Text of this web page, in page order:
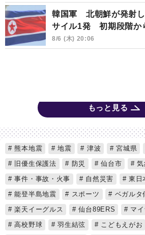
韓国軍 北朝鮮が発射し
サイル1発 初期段階か
8/6 (木) 20:06
もっと見る
熊本地震 地震 津波 宮城県
旧優生保護法
防災 仙台市 気
事件・事故・火事
自然災害 東日
能登半島地震
スポーツ
ベガルタ
楽天イーグルス
仙台89ERS
マイ
高校野球
羽生結弦
こどもえがお